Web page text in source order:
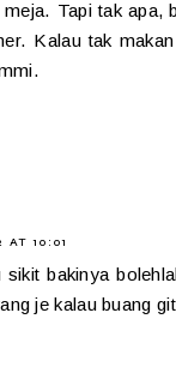
Tapi tak apa,
Kalau tak
AT 10:01
sikit bakinya
je kalau buang